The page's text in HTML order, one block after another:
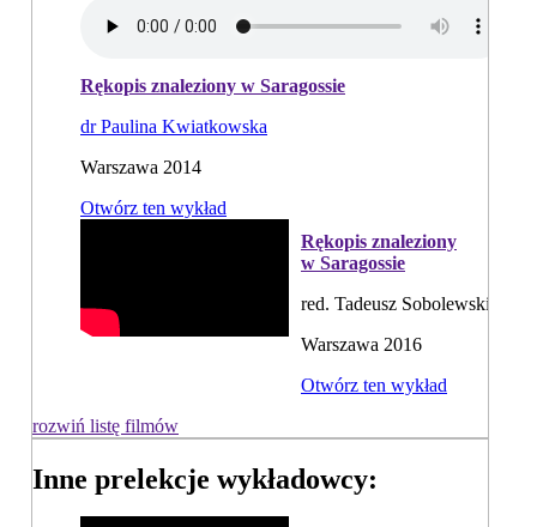
Rękopis znaleziony w Saragossie
dr Paulina Kwiatkowska
Warszawa 2014
Otwórz ten wykład
Rękopis znaleziony
w Saragossie
red. Tadeusz Sobolewski
Warszawa 2016
Otwórz ten wykład
rozwiń listę filmów
Inne prelekcje wykładowcy: